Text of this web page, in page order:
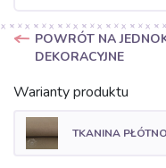
POWRÓT NA
DEKORACYJNE
Warianty produktu
TKANINA